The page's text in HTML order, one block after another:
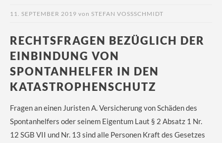
11. SEPTEMBER 2019 von STEFAN VOSSSCHMIDT
RECHTSFRAGEN BEZÜGLICH DER
EINBINDUNG VON
SPONTANHELFER IN DEN
KATASTROPHENSCHUTZ
Fragen an einen Juristen A. Versicherung von Schäden des
Spontanhelfers oder seinem Eigentum Laut § 2 Absatz 1 Nr.
12 SGB VII und Nr. 13 sind alle Personen Kraft des Gesetzes